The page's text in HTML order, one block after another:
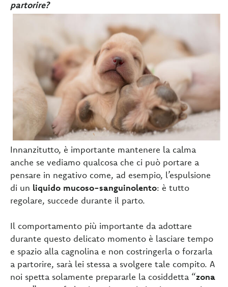
partorire?
Innanzitutto, è importante mantenere la calma
anche se vediamo qualcosa che ci può portare a
pensare in negativo come, ad esempio, l’espulsione
di un liquido mucoso-sanguinolento: è tutto
regolare, succede durante il parto.
Il comportamento più importante da adottare
durante questo delicato momento è lasciare tempo
e spazio alla cagnolina e non costringerla o forzarla
a partorire, sarà lei stessa a svolgere tale compito. A
noi spetta solamente prepararle la cosiddetta “zona